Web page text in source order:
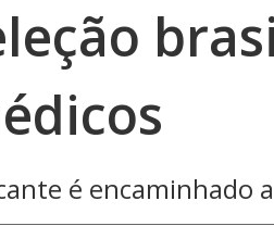
é encaminhado